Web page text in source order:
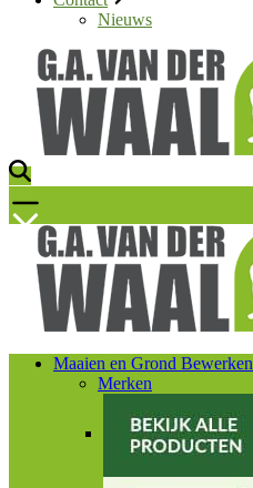
Nieuws
Maaien en Grond Bewerken
Merken